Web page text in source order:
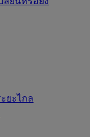
ยะไกล